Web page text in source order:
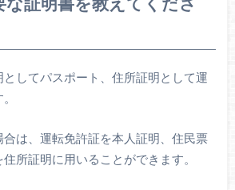
してパスポート、住所証明として運
は、運転免許証を本人証明、住民票
所証明に用いることができます。